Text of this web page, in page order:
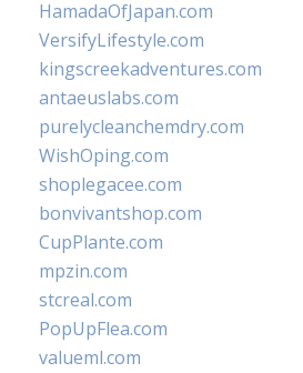
HamadaOfJapan.com
VersifyLifestyle.com
kingscreekadventures.com
antaeuslabs.com
purelycleanchemdry.com
WishOping.com
shoplegacee.com
bonvivantshop.com
CupPlante.com
mpzin.com
stcreal.com
PopUpFlea.com
valueml.com